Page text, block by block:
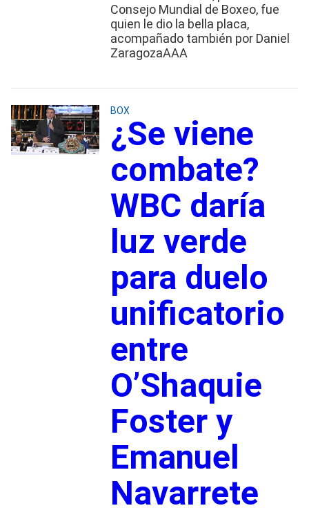
Consejo Mundial de Boxeo, fue
quien le dio la bella placa,
acompañado también por Daniel
ZaragozaAAA
BOX
¿Se viene
combate?
WBC daría
luz verde
para duelo
unificatorio
entre
O’Shaquie
Foster y
Emanuel
Navarrete